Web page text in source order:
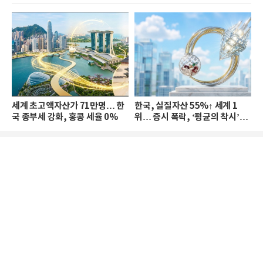
세계 초고액자산가 71만명… 한
국 종부세 강화, 홍콩 세율 0%
한국, 실질자산 55%↑ 세계 1
위… 증시 폭락, ‘평균의 착시’와